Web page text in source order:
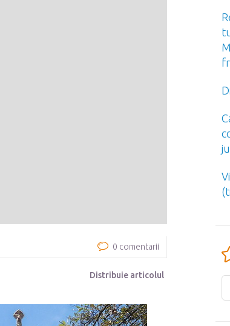
0 comentarii
Distribuie articolul